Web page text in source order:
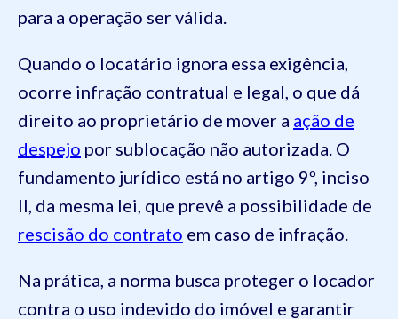
para a operação ser válida.
Quando o locatário ignora essa exigência,
ocorre infração contratual e legal, o que dá
direito ao proprietário de mover a ação de
despejo por sublocação não autorizada. O
fundamento jurídico está no artigo 9º, inciso
II, da mesma lei, que prevê a possibilidade de
rescisão do contrato em caso de infração.
Na prática, a norma busca proteger o locador
contra o uso indevido do imóvel e garantir